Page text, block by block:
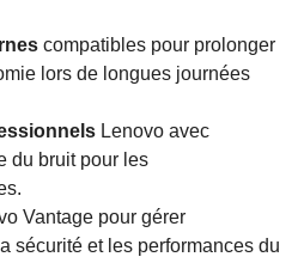
compatibles pour prolonger
lors de longues journées
Lenovo avec
du bruit pour les
Vantage pour gérer
sécurité et les performances du